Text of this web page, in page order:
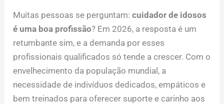
Muitas pessoas se perguntam:cuidador de idosos
é uma boa profissão? Em 2026, a resposta é um
retumbante sim, e a demanda por esses
profissionais qualificados só tende a crescer. Com o
envelhecimento da população mundial, a
necessidade de indivíduos dedicados, empáticos e
bem treinados para oferecer suporte e carinho aos